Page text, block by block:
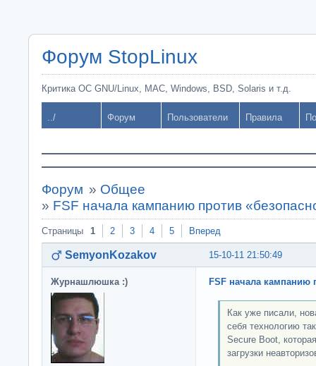
Форум StopLinux
Критика ОС GNU/Linux, MAC, Windows, BSD, Solaris и т.д.
../ Форум Пользователи Правила
Форум » Общее
» FSF начала кампанию против
Страницы 1 2 3 4 5 Вперед
15-10-11 21:50:49
SemyonKozakov
Журнашлюшка :) FSF начала кампанию
Как уже писали,
себя технологию
Secure Boot,
загрузки